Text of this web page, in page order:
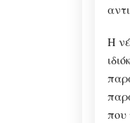
Η
που